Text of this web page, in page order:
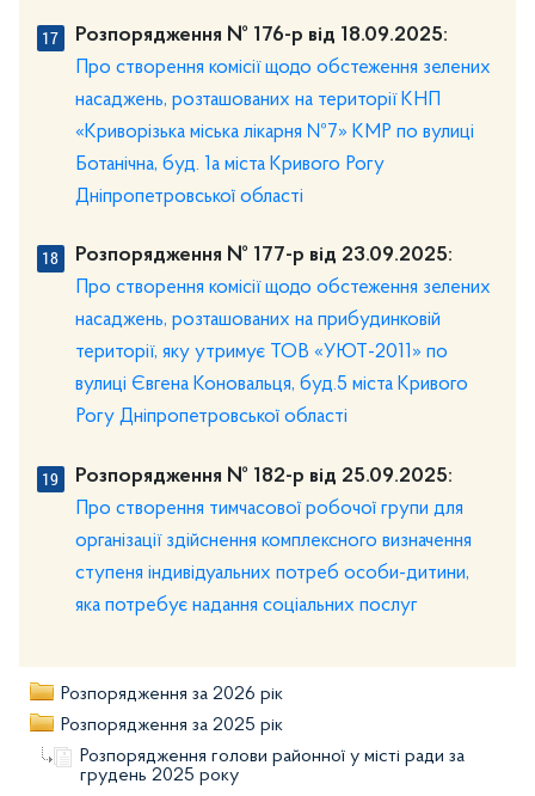
Розпорядження № 176-р від 18.09.2025:
Про створення комісії щодо обстеження зелених
насаджень, розташованих на території КНП
«Криворізька міська лікарня №7» КМР по вулиці
Ботанічна, буд. 1а міста Кривого Рогу
Дніпропетровської області
Розпорядження № 177-р від 23.09.2025:
Про створення комісії щодо обстеження зелених
насаджень, розташованих на прибудинковій
території, яку утримує ТОВ «УЮТ-2011» по
вулиці Євгена Коновальця, буд.5 міста Кривого
Рогу Дніпропетровської області
Розпорядження № 182-р від 25.09.2025:
Про створення тимчасової робочої групи для
організації здійснення комплексного визначення
ступеня індивідуальних потреб особи-дитини,
яка потребує надання соціальних послуг
Розпорядження за 2026 рік
Розпорядження за 2025 рік
Розпорядження голови районної у місті ради за
грудень 2025 року